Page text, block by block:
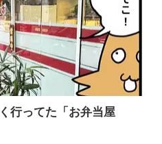
行ってた「お弁当屋